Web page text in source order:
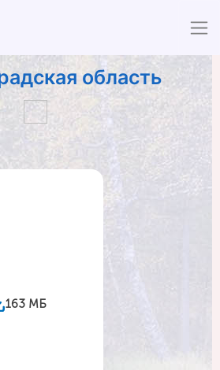
область
163 МБ